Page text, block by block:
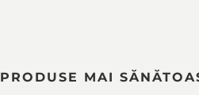
PRODUSE MAI